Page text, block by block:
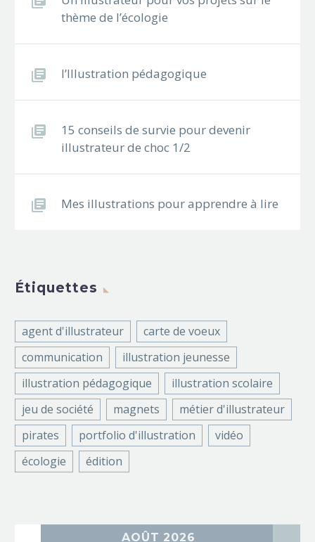
thème de l’écologie
l’Illustration pédagogique
15 conseils de survie pour devenir
illustrateur de choc 1/2
Mes illustrations pour apprendre à lire
Étiquettes
agent d'illustrateur
carte de voeux
communication
illustration jeunesse
illustration pédagogique
illustration scolaire
jeu de société
magnets
métier d'illustrateur
pirates
portfolio d'illustration
vidéo
écologie
édition
AOÛT 2026